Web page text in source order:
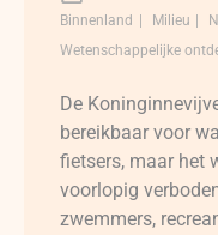
Binnenland
Milieu
Wetenschappelijke
De
bereikbaar voor
fietsers, maar het
voorlopig
zwemmers,